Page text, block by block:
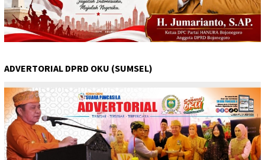
ADVERTORIAL DPRD OKU (SUMSEL)